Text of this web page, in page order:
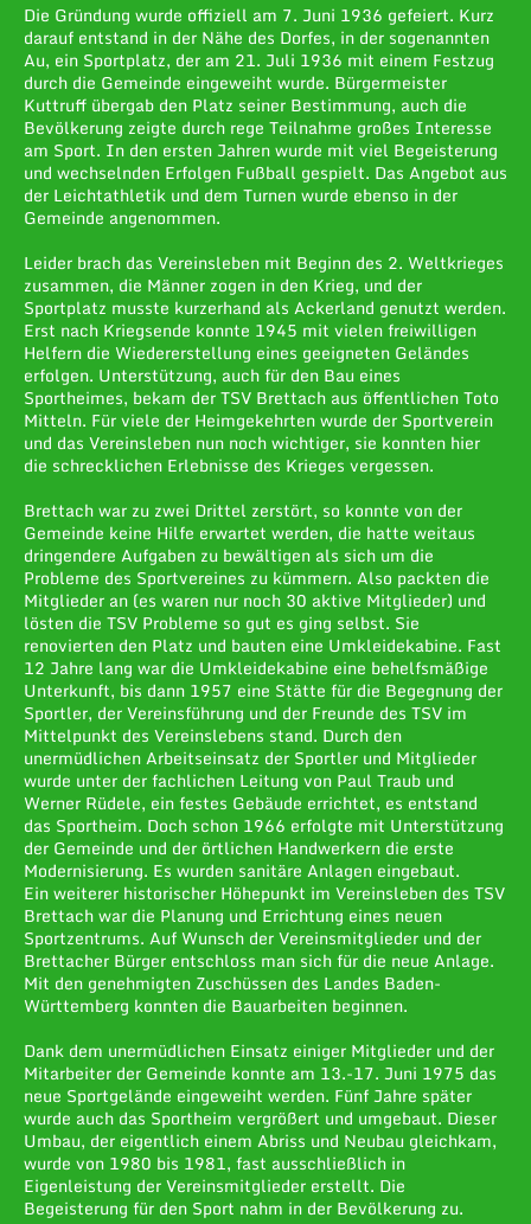
Die Gründung wurde offiziell am 7. Juni 1936 gefeiert. Kurz
darauf entstand in der Nähe des Dorfes, in der sogenannten
Au, ein Sportplatz, der am 21. Juli 1936 mit einem Festzug
durch die Gemeinde eingeweiht wurde. Bürgermeister
Kuttruff übergab den Platz seiner Bestimmung, auch die
Bevölkerung zeigte durch rege Teilnahme großes Interesse
am Sport. In den ersten Jahren wurde mit viel Begeisterung
und wechselnden Erfolgen Fußball gespielt. Das Angebot aus
der Leichtathletik und dem Turnen wurde ebenso in der
Gemeinde angenommen.
Leider brach das Vereinsleben mit Beginn des 2. Weltkrieges
zusammen, die Männer zogen in den Krieg, und der
Sportplatz musste kurzerhand als Ackerland genutzt werden.
Erst nach Kriegsende konnte 1945 mit vielen freiwilligen
Helfern die Wiedererstellung eines geeigneten Geländes
erfolgen. Unterstützung, auch für den Bau eines
Sportheimes, bekam der TSV Brettach aus öffentlichen Toto
Mitteln. Für viele der Heimgekehrten wurde der Sportverein
und das Vereinsleben nun noch wichtiger, sie konnten hier
die schrecklichen Erlebnisse des Krieges vergessen.
Brettach war zu zwei Drittel zerstört, so konnte von der
Gemeinde keine Hilfe erwartet werden, die hatte weitaus
dringendere Aufgaben zu bewältigen als sich um die
Probleme des Sportvereines zu kümmern. Also packten die
Mitglieder an (es waren nur noch 30 aktive Mitglieder) und
lösten die TSV Probleme so gut es ging selbst. Sie
renovierten den Platz und bauten eine Umkleidekabine. Fast
12 Jahre lang war die Umkleidekabine eine behelfsmäßige
Unterkunft, bis dann 1957 eine Stätte für die Begegnung der
Sportler, der Vereinsführung und der Freunde des TSV im
Mittelpunkt des Vereinslebens stand. Durch den
unermüdlichen Arbeitseinsatz der Sportler und Mitglieder
wurde unter der fachlichen Leitung von Paul Traub und
Werner Rüdele, ein festes Gebäude errichtet, es entstand
das Sportheim. Doch schon 1966 erfolgte mit Unterstützung
der Gemeinde und der örtlichen Handwerkern die erste
Modernisierung. Es wurden sanitäre Anlagen eingebaut.
Ein weiterer historischer Höhepunkt im Vereinsleben des TSV
Brettach war die Planung und Errichtung eines neuen
Sportzentrums. Auf Wunsch der Vereinsmitglieder und der
Brettacher Bürger entschloss man sich für die neue Anlage.
Mit den genehmigten Zuschüssen des Landes Baden-
Württemberg konnten die Bauarbeiten beginnen.
Dank dem unermüdlichen Einsatz einiger Mitglieder und der
Mitarbeiter der Gemeinde konnte am 13.-17. Juni 1975 das
neue Sportgelände eingeweiht werden. Fünf Jahre später
wurde auch das Sportheim vergrößert und umgebaut. Dieser
Umbau, der eigentlich einem Abriss und Neubau gleichkam,
wurde von 1980 bis 1981, fast ausschließlich in
Eigenleistung der Vereinsmitglieder erstellt. Die
Begeisterung für den Sport nahm in der Bevölkerung zu.